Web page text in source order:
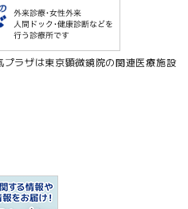
ラザは東京顕微鏡院の関連医療施設